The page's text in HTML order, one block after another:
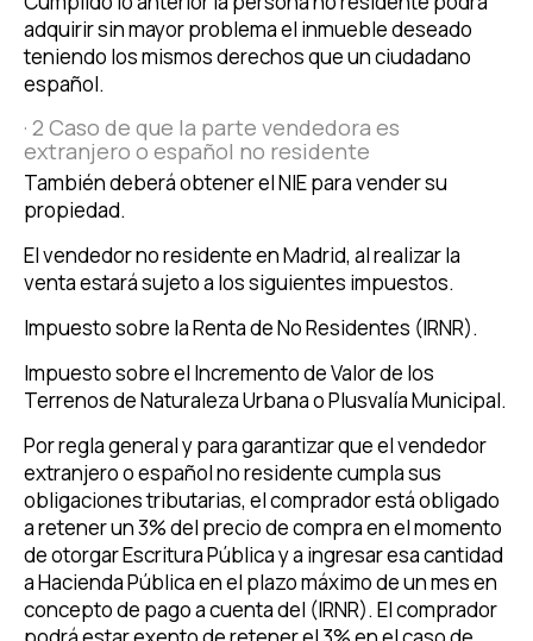
adquirir sin mayor problema el inmueble deseado
teniendo los mismos derechos que un ciudadano
español.
· 2 Caso de que la parte vendedora es
extranjero o español no residente
También deberá obtener el NIE para vender su
propiedad.
El vendedor no residente en Madrid, al realizar la
venta estará sujeto a los siguientes impuestos.
Impuesto sobre la Renta de No Residentes (IRNR).
Impuesto sobre el Incremento de Valor de los
Terrenos de Naturaleza Urbana o Plusvalía Municipal.
Por regla general y para garantizar que el vendedor
extranjero o español no residente cumpla sus
obligaciones tributarias, el comprador está obligado
a retener un 3% del precio de compra en el momento
de otorgar Escritura Pública y a ingresar esa cantidad
a Hacienda Pública en el plazo máximo de un mes en
concepto de pago a cuenta del (IRNR). El comprador